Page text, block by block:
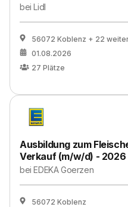
beiLidl
56072 Koblenz + 22
01.08.2026
27 Plätze
Ausbildung zum
Verkauf (m/w/d) - 2026
beiEDEKA Goerzen
56072 Koblenz